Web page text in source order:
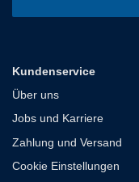
Kundenservice
Über uns
Jobs und Karriere
Zahlung und Versand
Cookie Einstellungen